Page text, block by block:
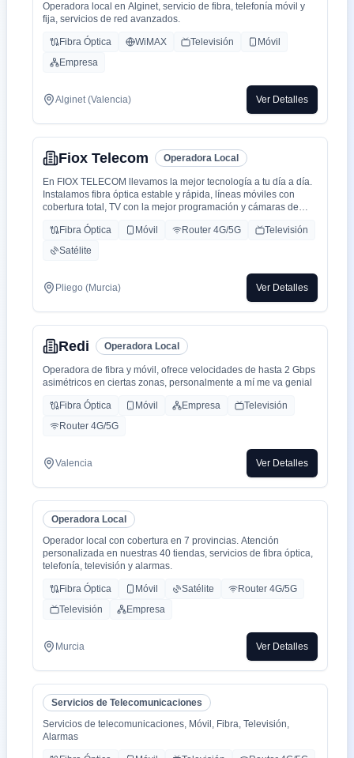
Operadora local en Alginet, servicio de fibra, telefonía móvil y
fija, servicios de red avanzados.
Fibra Óptica WiMAX Televisión
Móvil
Empresa
Alginet (Valencia) Ver Detalles
Fiox Telecom Operadora Local
En FIOX TELECOM llevamos la mejor tecnología a tu día a día.
Instalamos fibra óptica estable y rápida, líneas móviles con
cobertura total, TV con la mejor programación y cámaras de
servicio rápido, transparente y de calidad. FIOX TELECOM:
velocidad, confianza y seguridad.
Fibra Óptica Móvil Router 4G/5G
Televisión
Satélite
Pliego (Murcia) Ver Detalles
Redi Operadora Local
Operadora de fibra y móvil, ofrece velocidades de hasta 2 Gbps
asimétricos en ciertas zonas, personalmente a mí me va genial
Fibra Óptica Móvil Empresa
Televisión
Router 4G/5G
Valencia Ver Detalles
Operadora Local
Operador local con cobertura en 7 provincias. Atención
personalizada en nuestras 40 tiendas, servicios de fibra óptica,
telefonía, televisión y alarmas.
Fibra Óptica Móvil Satélite
Router 4G/5G
Televisión
Empresa
Murcia Ver Detalles
Servicios de Telecomunicaciones
Servicios de telecomunicaciones, Móvil, Fibra, Televisión,
Alarmas